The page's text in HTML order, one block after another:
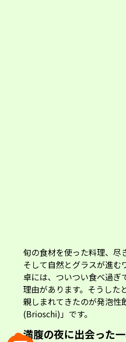
旬の食材を使った料理、尽
そして自然とグラスが進む
卓には、ついつい食べ過ぎ
理由があります。そうした
親しまれてきたのが発泡性
(Brioschi)」です。
満腹の夜に出会った